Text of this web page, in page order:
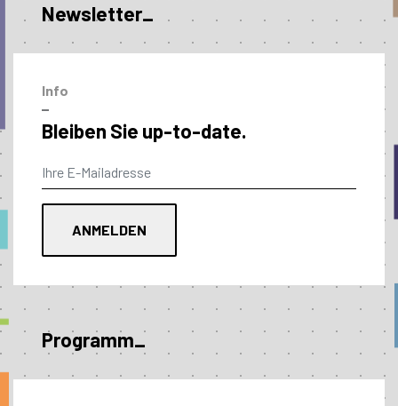
Newsletter_
Info
–
Bleiben Sie up-to-date.
Programm_